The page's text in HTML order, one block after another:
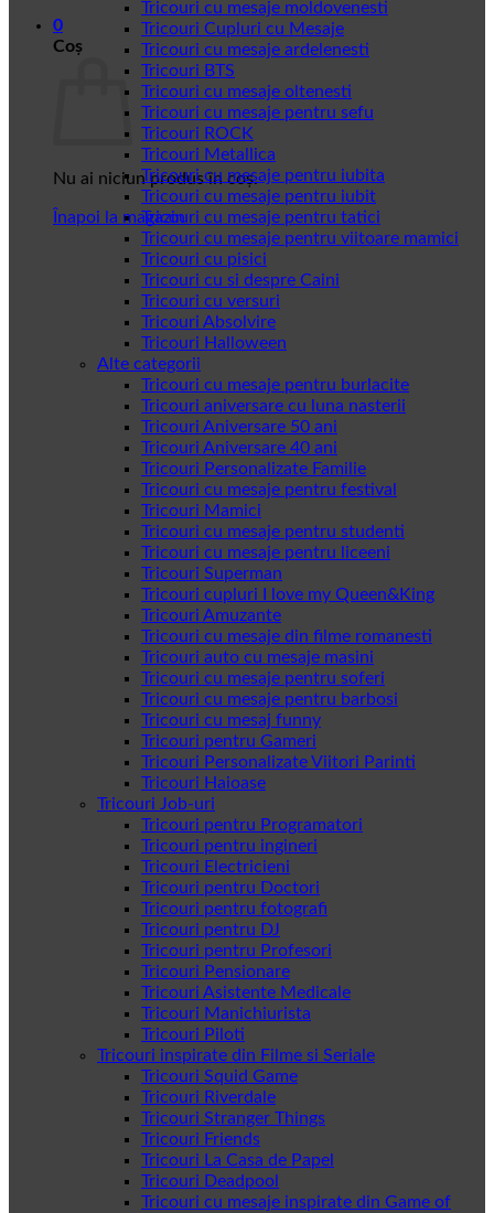
0
Coș
Nu ai niciun produs în coș.
Înapoi la magazin
Tricouri cu mesaje moldovenesti
Tricouri Cupluri cu Mesaje
Tricouri cu mesaje ardelenesti
Tricouri BTS
Tricouri cu mesaje oltenesti
Tricouri cu mesaje pentru sefu
Tricouri ROCK
Tricouri Metallica
Tricouri cu mesaje pentru iubita
Tricouri cu mesaje pentru iubit
Tricouri cu mesaje pentru tatici
Tricouri cu mesaje pentru viitoare mamici
Tricouri cu pisici
Tricouri cu si despre Caini
Tricouri cu versuri
Tricouri Absolvire
Tricouri Halloween
Alte categorii
Tricouri cu mesaje pentru burlacite
Tricouri aniversare cu luna nasterii
Tricouri Aniversare 50 ani
Tricouri Aniversare 40 ani
Tricouri Personalizate Familie
Tricouri cu mesaje pentru festival
Tricouri Mamici
Tricouri cu mesaje pentru studenti
Tricouri cu mesaje pentru liceeni
Tricouri Superman
Tricouri cupluri I love my Queen&King
Tricouri Amuzante
Tricouri cu mesaje din filme romanesti
Tricouri auto cu mesaje masini
Tricouri cu mesaje pentru soferi
Tricouri cu mesaje pentru barbosi
Tricouri cu mesaj funny
Tricouri pentru Gameri
Tricouri Personalizate Viitori Parinti
Tricouri Haioase
Tricouri Job-uri
Tricouri pentru Programatori
Tricouri pentru ingineri
Tricouri Electricieni
Tricouri pentru Doctori
Tricouri pentru fotografi
Tricouri pentru DJ
Tricouri pentru Profesori
Tricouri Pensionare
Tricouri Asistente Medicale
Tricouri Manichiurista
Tricouri Piloti
Tricouri inspirate din Filme si Seriale
Tricouri Squid Game
Tricouri Riverdale
Tricouri Stranger Things
Tricouri Friends
Tricouri La Casa de Papel
Tricouri Deadpool
Tricouri cu mesaje inspirate din Game of